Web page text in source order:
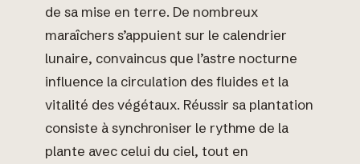
de sa mise en terre. De nombreux
maraîchers s’appuient sur le calendrier
lunaire, convaincus que l’astre nocturne
influence la circulation des fluides et la
vitalité des végétaux. Réussir sa plantation
consiste à synchroniser le rythme de la
plante avec celui du ciel, tout en